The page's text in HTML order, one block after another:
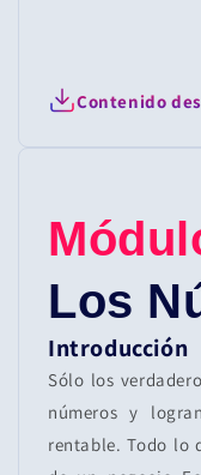
Contenido
Los
Introducción
Sólo los
números y
rentable. Todo lo